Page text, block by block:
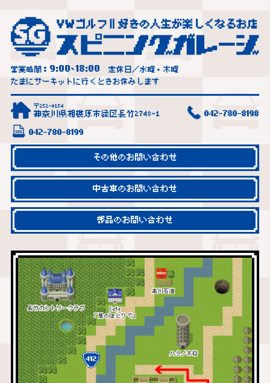
営業時間： 9:00~18:00
定休日／水曜・木曜
たまにサーキットに行くときお休みします
〒252-0154
神奈川県相模原市緑区長竹2748-1 042-780-8198
042-780-8199
その他のお問い合わせ
中古車のお問い合わせ
部品のお問い合わせ